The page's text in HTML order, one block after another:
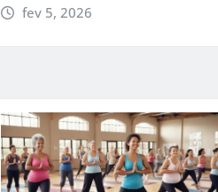
fev 5, 2026